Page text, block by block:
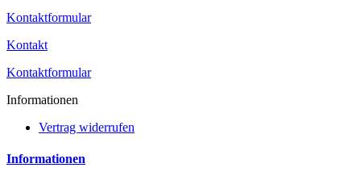
Kontaktformular
Kontakt
Kontaktformular
Informationen
Vertrag widerrufen
Informationen